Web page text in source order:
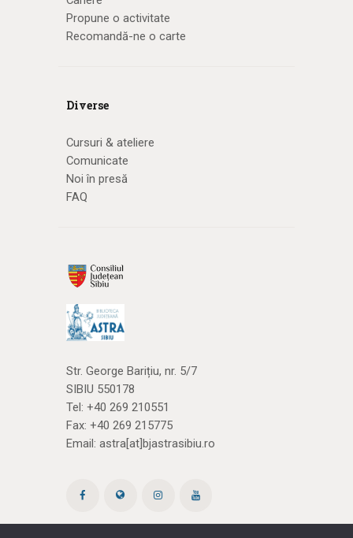
Propune o activitate
Recomandă-ne o carte
Diverse
Cursuri & ateliere
Comunicate
Noi în presă
FAQ
Str. George Barițiu, nr. 5/7
SIBIU 550178
Tel: +40 269 210551
Fax: +40 269 215775
Email: astra[at]bjastrasibiu.ro